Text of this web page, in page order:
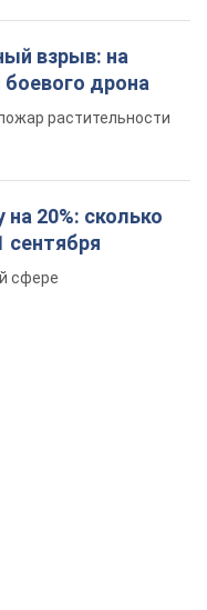
взрыв: на
дрона
растительности
20%: сколько
сентября
сфере